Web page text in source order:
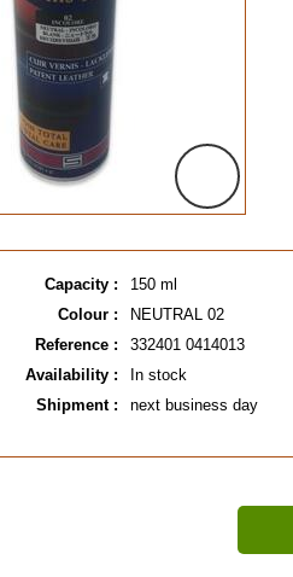
Capacity :
150 ml
Colour :
NEUTRAL 02
Reference :
332401 0414013
Availability :
In stock
Shipment :
next business day